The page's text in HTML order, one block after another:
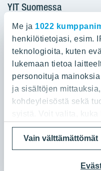
Me ja 1022
henkilötietojasi, esim.
teknologioita, kuten
lukemaan tietoa
personoituja
ja sisältöjen
kohdeyleisöstä sekä
syistä. Voit valita,
tarkoituksiin.
Jos sallit, haluamme
Kerätä tietoja
Vain välttämättömät
Tietoa YIT:stä
Töihin meille
Sijoittajat
Projektit
Vastuullisuus
Media
Yhteystiedot
YIT Suomessa
Myytävät asunnot
Vuokrattavat toimitilat
Kiinteistösijoittaminen
Infrarakentaminen
Toimitilarakentaminen
Teollisuusrakentaminen
YIT:n pääkonttori
Panuntie 11, PL 36, 00620
020 433 111